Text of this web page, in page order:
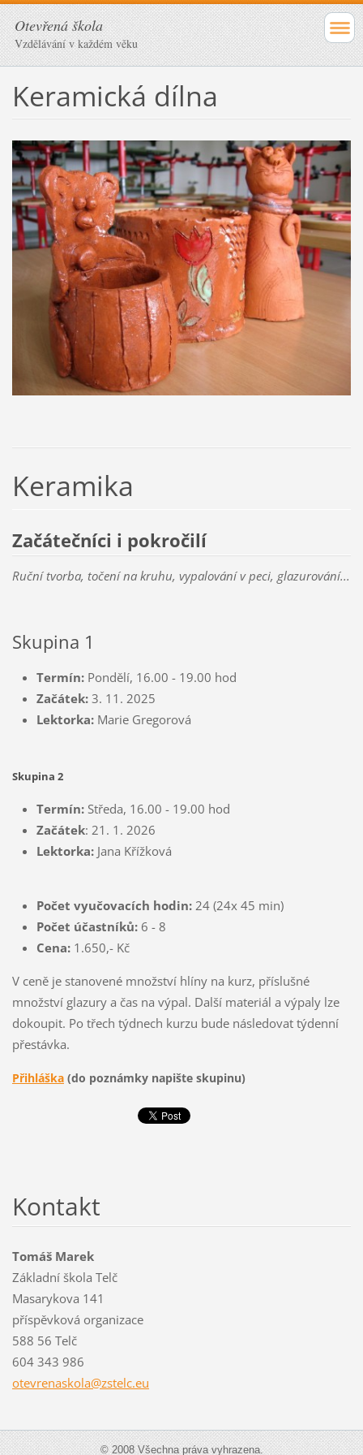
Otevřená škola
Vzdělávání v každém věku
Keramická dílna
Keramika
Začátečníci i pokročilí
Ruční tvorba, točení na kruhu, vypalování v peci, glazurování...
Skupina 1
Termín: Pondělí, 16.00 - 19.00 hod
Začátek: 3. 11. 2025
Lektorka:Marie Gregorová
Skupina 2
Termín: Středa, 16.00 - 19.00 hod
Začátek: 21. 1. 2026
Lektorka:Jana Křížková
Počet vyučovacích hodin:24 (24x 45 min)
Počet účastníků:6 - 8
Cena:1.650,- Kč
V ceně je stanovené množství hlíny na kurz, příslušné
množství glazury a čas na výpal. Další materiál a výpaly lze
dokoupit. Po třech týdnech kurzu bude následovat týdenní
přestávka.
Přihláška (do poznámky napište skupinu)
Kontakt
Tomáš Marek
Základní škola Telč
Masarykova 141
příspěvková organizace
588 56 Telč
604 343 986
otevrenaskola@zstelc.eu
© 2008 Všechna práva vyhrazena.